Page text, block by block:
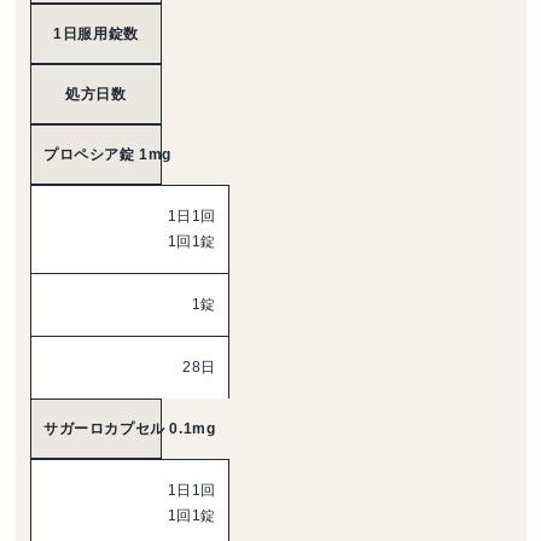
1日服用錠数
処方日数
プロペシア錠 1mg
1日1回
1回1錠
1錠
28日
サガーロカプセル 0.1mg
1日1回
1回1錠